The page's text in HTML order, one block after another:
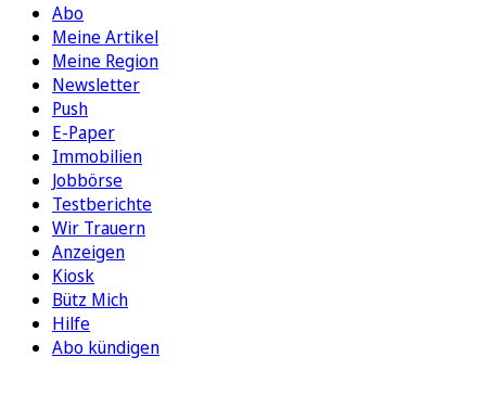
Abo
Meine Artikel
Meine Region
Newsletter
Push
E-Paper
Immobilien
Jobbörse
Testberichte
Wir Trauern
Anzeigen
Kiosk
Bütz Mich
Hilfe
Abo kündigen